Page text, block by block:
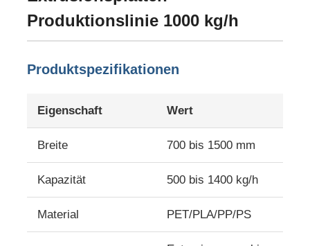
Qualitätskontrolle
Kontakt mit uns
Neuigkeiten
Fälle
Angebot anfordern
Produktionslinie 1000 kg/h
Produktspezifikationen
Eigenschaft Wert
Breite 700 bis 1500 mm
Kapazität 500 bis 1400 kg/h
Material PET/PLA/PP/PS